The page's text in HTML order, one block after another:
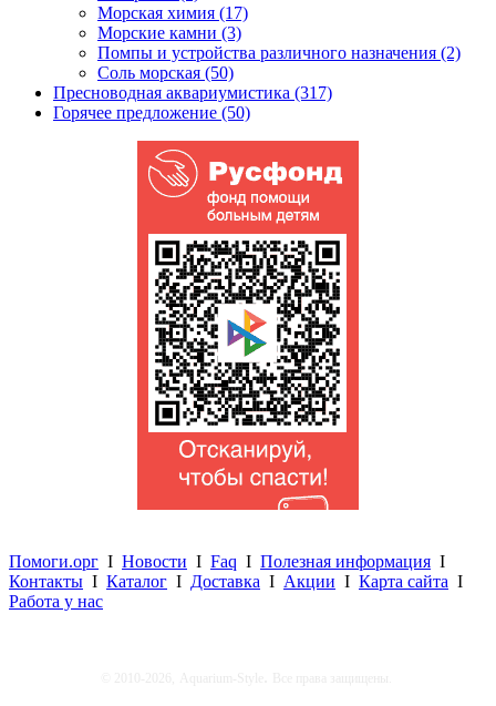
Морская химия (17)
Морские камни (3)
Помпы и устройства различного назначения (2)
Соль морская (50)
Пресноводная аквариумистика (317)
Горячее предложение (50)
Помоги.орг I Новости I Faq I Полезная информация I
Контакты I Каталог I Доставка I Акции I Карта сайта I
Работа у нас